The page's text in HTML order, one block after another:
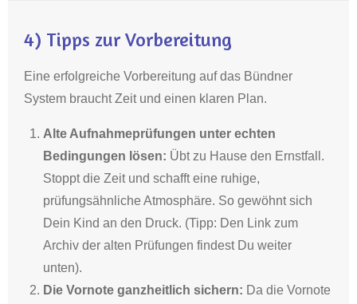
4) Tipps zur Vorbereitung
Eine erfolgreiche Vorbereitung auf das Bündner
System braucht Zeit und einen klaren Plan.
Alte Aufnahmeprüfungen unter echten
Bedingungen lösen: Übt zu Hause den Ernstfall.
Stoppt die Zeit und schafft eine ruhige,
prüfungsähnliche Atmosphäre. So gewöhnt sich
Dein Kind an den Druck. (Tipp: Den Link zum
Archiv der alten Prüfungen findest Du weiter
unten).
Die Vornote ganzheitlich sichern: Da die Vornote